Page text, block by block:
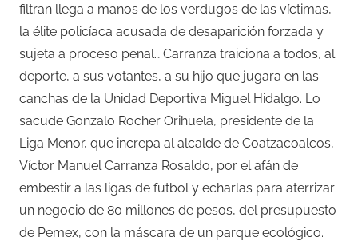
filtran llega a manos de los verdugos de las víctimas,
la élite policíaca acusada de desaparición forzada y
sujeta a proceso penal… Carranza traiciona a todos, al
deporte, a sus votantes, a su hijo que jugara en las
canchas de la Unidad Deportiva Miguel Hidalgo. Lo
sacude Gonzalo Rocher Orihuela, presidente de la
Liga Menor, que increpa al alcalde de Coatzacoalcos,
Víctor Manuel Carranza Rosaldo, por el afán de
embestir a las ligas de futbol y echarlas para aterrizar
un negocio de 80 millones de pesos, del presupuesto
de Pemex, con la máscara de un parque ecológico.